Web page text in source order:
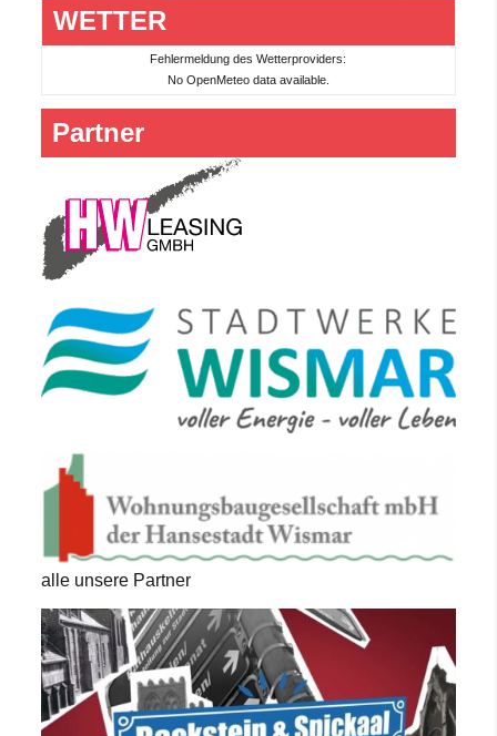
WETTER
Fehlermeldung des Wetterproviders:
No OpenMeteo data available.
Partner
alle unsere Partner